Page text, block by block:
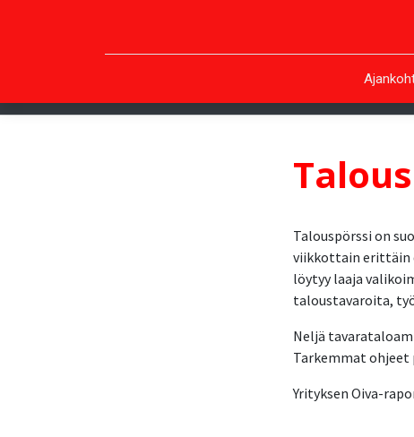
Talouspörssi on
viikkottain erittäin
löytyy laaja
taloustavaroita,
Neljä
Tarkemmat ohjeet
Yrityksen Oiva-